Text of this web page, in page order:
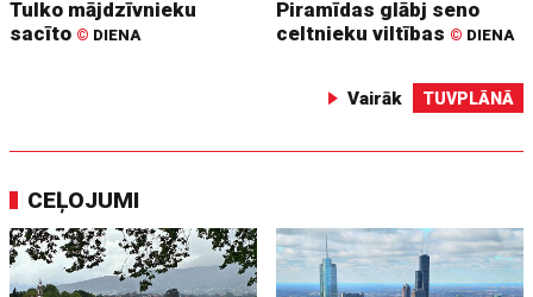
Tulko mājdzīvnieku
sacīto © DIENA
Piramīdas glābj seno
celtnieku viltības © DIENA
Vairāk TUVPLĀNĀ
CEĻOJUMI